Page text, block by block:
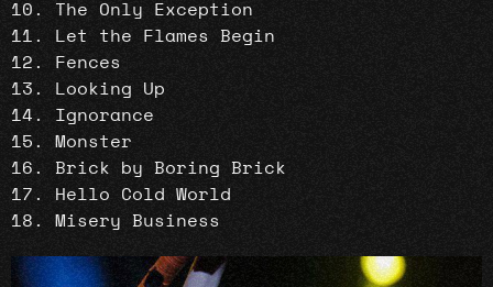
The Only Exception
Let the Flames Begin
Fences
Looking Up
Ignorance
Monster
Brick by Boring Brick
Hello Cold World
Misery Business